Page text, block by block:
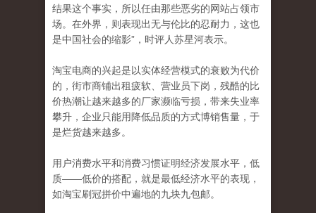
结果这个事实，所以任由那些恶劣的网站占领市
场。在外界，则表现出无与伦比的忍耐力，这也
是中国社会的缩影”，时评人苏星河表示。
淘宝电商的兴起是以实体经营模式的衰败为代价
的，街市商铺出租疲软、营业员下岗，残酷的比
价热潮让越来越多的厂家濒临亏损，带来失业率
攀升，企业只能用降低品质的方式博销售量，于
是烂货越来越多。
用户消费水平和消费习惯证明经济发展水平，低
质——低价的搭配，就是最低经济水平的表现，
如淘宝刷冠拼价中遍地的九块九包邮。